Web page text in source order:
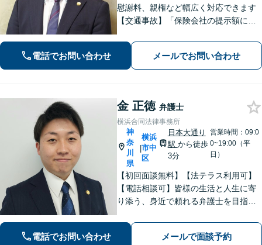
慰謝料、親権など幅広く対応できます
【交通事故】「保険会社の提示額に納
まい困惑している」などご相談くださ
い！【分割払いOK】【初回面談60分無
料】【休日・夜間面談可】
電話でお問い合わせ メールでお問い合わせ
金 正徳 弁護士
横浜合同法律事務所
神
奈
川
県
|
横浜
市中
区
日本大通り
駅 から徒歩
3分
営業時間：09:0
0~19:00（平
日）
【初回面談無料】【法テラス利用可】
【電話相談可】皆様の生活と人生に寄
り添う、身近で頼れる弁護士を目指し
で、皆様のご相談に応えます。離婚／
債務整理／刑事事件など、お任せくだ
電話でお問い合わせ メールで面談予約